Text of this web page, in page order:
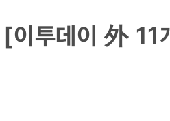
[이투데이
[이투데이 外 11